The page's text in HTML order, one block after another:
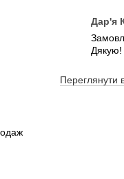
Дар'я
Дякую!
Переглянути